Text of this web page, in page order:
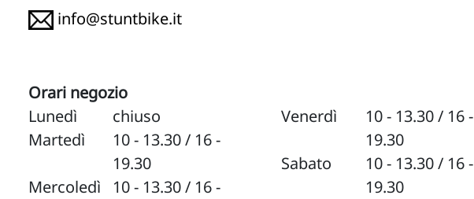
info@stuntbike.it
Orari negozio
Lunedì
chiuso
Martedì
10 - 13.30 / 16 -
19.30
Mercoledì
10 - 13.30 / 16 -
Venerdì
10 - 13.30 / 16 -
19.30
Sabato
10 - 13.30 / 16 -
19.30